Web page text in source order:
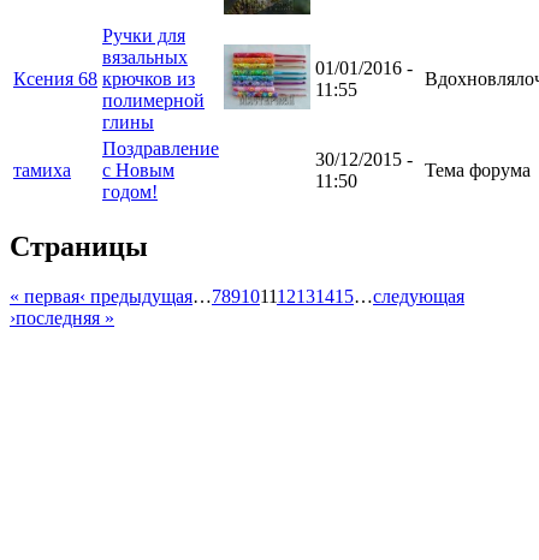
Ксения 68
Ручки для
вязальных
крючков из
полимерной
глины
01/01/2016 -
11:55
тамиха
Поздравление
с Новым
годом!
30/12/2015 -
11:50
Тема форума
Страницы
« первая‹ предыдущая…789101112131415…следующая
›последняя »